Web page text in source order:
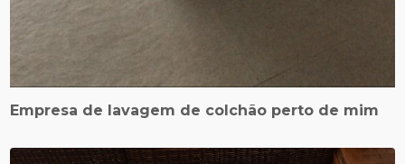
Empresa de lavagem de colchão perto de mim